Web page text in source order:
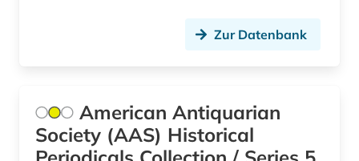
fid asien crossasia (1)
fid lateinamerika (2)
Litauen (2)
Makedonien (2)
Zur Datenbank
American Antiquarian
Society (AAS) Historical